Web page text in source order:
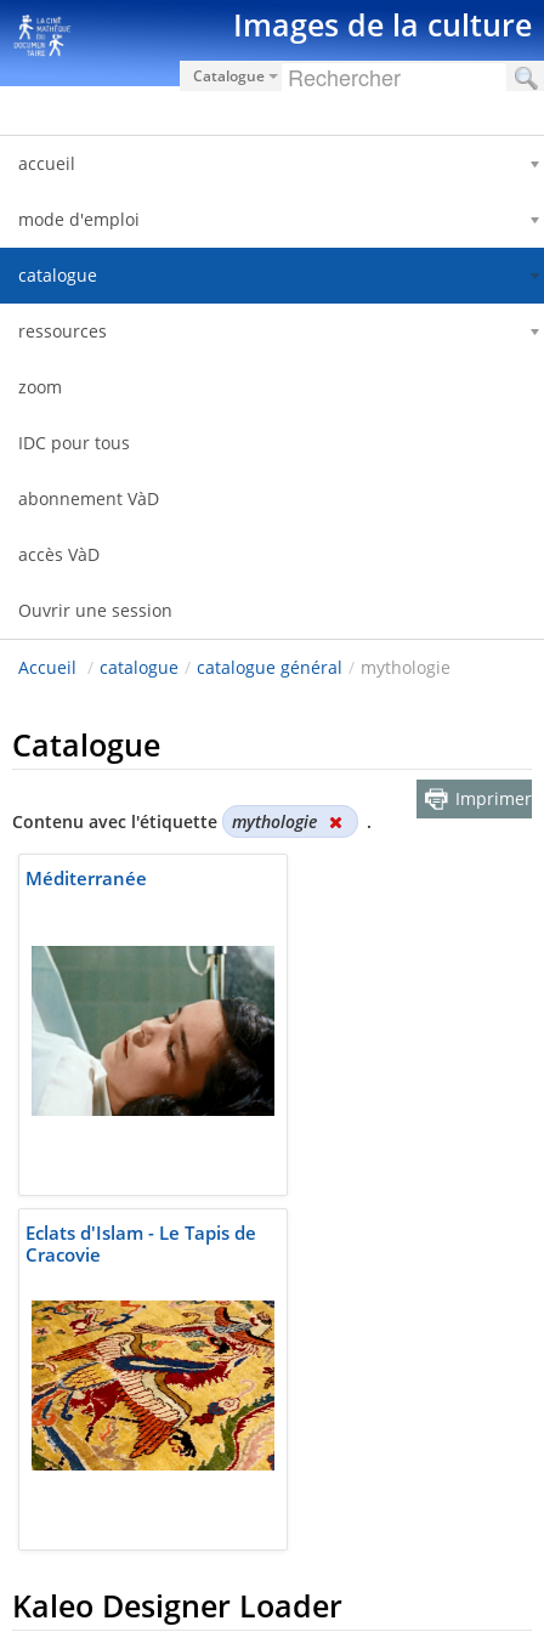
Saut au contenu Images de la culture
Catalogue
accueil
mode d'emploi
catalogue
ressources
zoom
IDC pour tous
abonnement VàD
accès VàD
Ouvrir une session
Accueil / catalogue / catalogue général / mythologie
Catalogue
Contenu avec l'étiquette mythologie .
Imprimer
Méditerranée
Eclats d'Islam - Le Tapis de
Cracovie
Kaleo Designer Loader